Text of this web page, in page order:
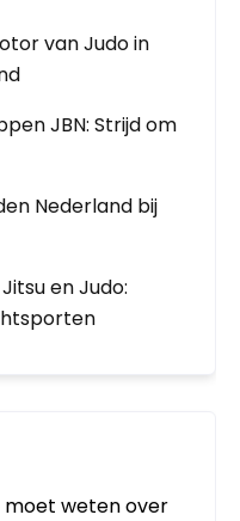
van Judo in
JBN: Strijd om
Nederland bij
en Judo:
moet weten over